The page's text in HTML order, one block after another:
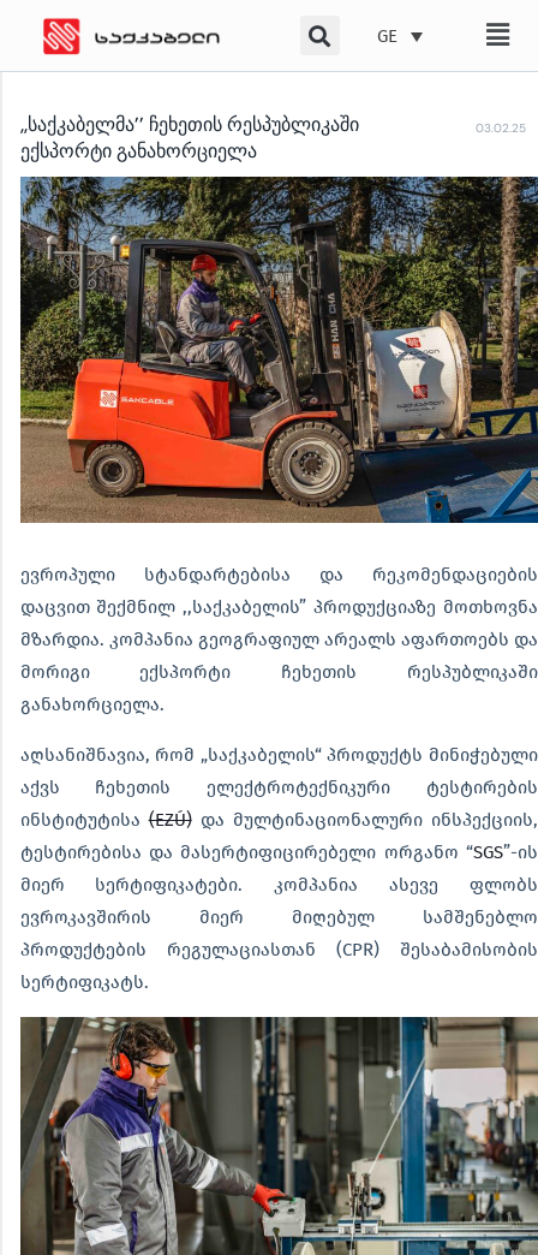
content
GE
,,საქკაბელმა’’ ჩეხეთის რესპუბლიკაში
ექსპორტი განახორციელა
03.02.25
ევროპული სტანდარტებისა და რეკომენდაციების
დაცვით შექმნილ ,,საქკაბელის” პროდუქციაზე მოთხოვნა
მზარდია. კომპანია გეოგრაფიულ არეალს აფართოებს და
მორიგი ექსპორტი ჩეხეთის რესპუბლიკაში
განახორციელა.
აღსანიშნავია, რომ „საქკაბელის“ პროდუქტს მინიჭებული
აქვს ჩეხეთის ელექტროტექნიკური ტესტირების
ინსტიტუტისა(EZÚ)და მულტინაციონალური ინსპექციის,
ტესტირებისა და მასერტიფიცირებელი ორგანო “SGS”-ის
მიერ სერტიფიკატები. კომპანია ასევე ფლობს
ევროკავშირის მიერ მიღებულ სამშენებლო
პროდუქტების რეგულაციასთან (CPR) შესაბამისობის
სერტიფიკატს.